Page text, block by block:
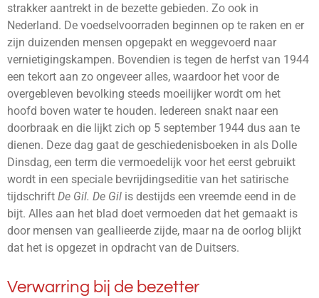
strakker aantrekt in de bezette gebieden. Zo ook in
Nederland. De voedselvoorraden beginnen op te raken en er
zijn duizenden mensen opgepakt en weggevoerd naar
vernietigingskampen. Bovendien is tegen de herfst van 1944
een tekort aan zo ongeveer alles, waardoor het voor de
overgebleven bevolking steeds moeilijker wordt om het
hoofd boven water te houden. Iedereen snakt naar een
doorbraak en die lijkt zich op 5 september 1944 dus aan te
dienen. Deze dag gaat de geschiedenisboeken in als Dolle
Dinsdag, een term die vermoedelijk voor het eerst gebruikt
wordt in een speciale bevrijdingseditie van het satirische
tijdschrift De Gil. De Gil is destijds een vreemde eend in de
bijt. Alles aan het blad doet vermoeden dat het gemaakt is
door mensen van geallieerde zijde, maar na de oorlog blijkt
dat het is opgezet in opdracht van de Duitsers.
Verwarring bij de bezetter